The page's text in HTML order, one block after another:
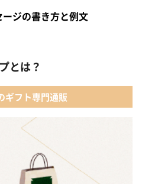
ジの書き方と例文
とは？
ギフト専門通販